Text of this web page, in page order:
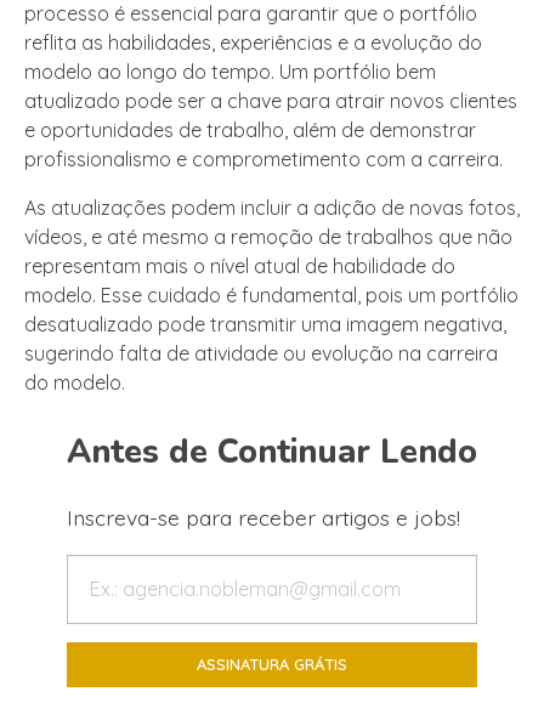
processo é essencial para garantir que o portfólio
reflita as habilidades, experiências e a evolução do
modelo ao longo do tempo. Um portfólio bem
atualizado pode ser a chave para atrair novos clientes
e oportunidades de trabalho, além de demonstrar
profissionalismo e comprometimento com a carreira.
As atualizações podem incluir a adição de novas fotos,
vídeos, e até mesmo a remoção de trabalhos que não
representam mais o nível atual de habilidade do
modelo. Esse cuidado é fundamental, pois um portfólio
desatualizado pode transmitir uma imagem negativa,
sugerindo falta de atividade ou evolução na carreira
do modelo.
Antes de Continuar Lendo
Inscreva-se para receber artigos e jobs!